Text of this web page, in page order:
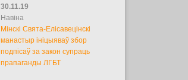
30.11.19
Навіна
Мінскі Свята-Елісавецінскі
манастыр ініцыяваў збор
подпісаў за закон супраць
прапаганды ЛГБТ